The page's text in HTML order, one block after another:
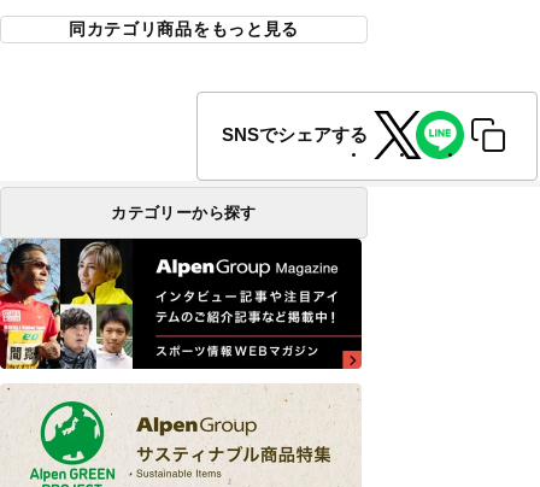
同カテゴリ商品をもっと見る
SNSでシェアする
カテゴリーから探す